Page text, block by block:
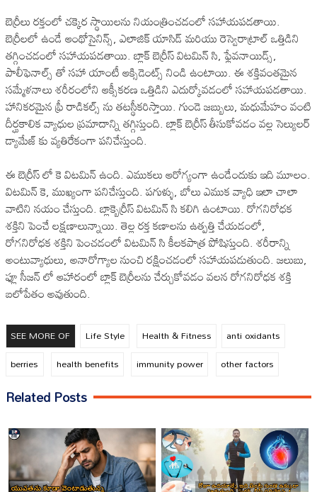
బెర్రీలు రక్తంలో చక్కెర స్థాయిలను నియంత్రించడంలో సహాయపడతాయి.
బెర్రీలలో ఉండే ఆంథోసైనిన్స్, ఎలాజిక్ యాసిడ్ మరియు రెస్వెరాట్రాల్ ఒత్తిడిని
తగ్గించడంలో సహాయపడతాయి. బ్లాక్ బెర్రీస్ విటమిన్ సి, ఫ్లేవనాయిడ్స్,
పాలీఫెనాల్స్ తో సహా యాంటీ ఆక్సిడెంట్స్ నిండి ఉంటాయి. ఈ శక్తివంతమైన
సమ్మేళనాలు శరీరంలోని ఆక్సీకరణ ఒత్తిడిని ఎదుర్కోవడంలో సహాయపడతాయి.
హానికరమైన ఫ్రీ రాడికల్స్ ను తటస్థీకరిస్తాయి. గుండె జబ్బులు, మధుమేహం వంటి
దీర్ఘకాలిక వ్యాధుల ప్రమాదాన్ని తగ్గిస్తుంది. బ్లాక్ బెర్రీస్ తీసుకోవడం వల్ల సెల్యులర్
డ్యామేజ్ కు వ్యతిరేకంగా పనిచేస్తుంది.
ఈ బెర్రీస్ లో కె విటమిన్ ఉంది. ఎముకలు ఆరోగ్యంగా ఉండేందుకు ఇది మూలం.
విటమిన్ కె, ముఖ్యంగా పనిచేస్తుంది. పగుళ్ళు, బోలు ఎముక వ్యాధి ఇలా చాలా
వాటిని నయం చేస్తుంది. బ్లాక్బెర్రీస్ విటమిన్ సి కలిగి ఉంటాయి. రోగనిరోధక
శక్తిని పెంచే లక్షణాలున్నాయి. తెల్ల రక్త కణాలను ఉత్పత్తి చేయడంలో,
రోగనిరోధక శక్తిని పెంచడంలో విటమిన్ సి కీలకపాత్ర పోషిస్తుంది. శరీరాన్ని
అంటువ్యాధులు, అనారోగ్యాల నుంచి రక్షించడంలో సహాయపడుతుంది. జలుబు,
ఫ్లూ సీజన్ లో ఆహారంలో బ్లాక్ బెర్రీలను చేర్చుకోవడం వలన రోగనిరోధక శక్తి
బలోపేతం అవుతుంది.
SEE MORE OF Life Style Health & Fitness
anti oxidants
berries
health benefits immunity power other factors
Related Posts